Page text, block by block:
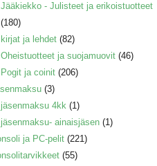
Jääkiekko - Julisteet ja erikoistuotteet
(180)
kirjat ja lehdet (82)
Oheistuotteet ja suojamuovit (46)
Pogit ja coinit (206)
(3)
jäsenmaksu 4kk (1)
jäsenmaksu- ainaisjäsen (1)
ja PC-pelit (221)
(55)